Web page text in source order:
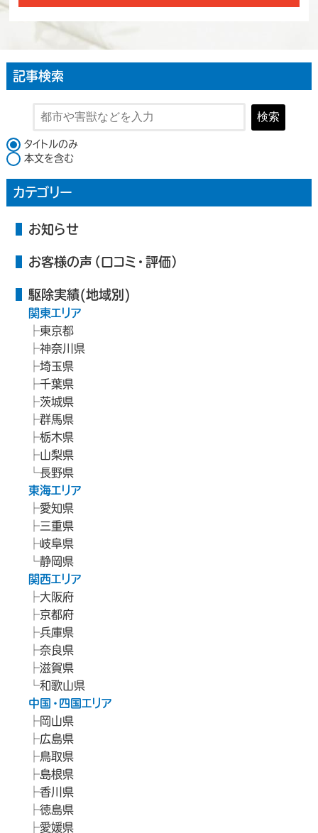
記事検索
検索
検索対象
タイトルのみ
本文を含む
カテゴリー
お知らせ
お客様の声（口コミ・評価）
駆除実績(地域別)
関東エリア
東京都
神奈川県
埼玉県
千葉県
茨城県
群馬県
栃木県
山梨県
長野県
東海エリア
愛知県
三重県
岐阜県
静岡県
関西エリア
大阪府
京都府
兵庫県
奈良県
滋賀県
和歌山県
中国・四国エリア
岡山県
広島県
鳥取県
島根県
香川県
徳島県
愛媛県